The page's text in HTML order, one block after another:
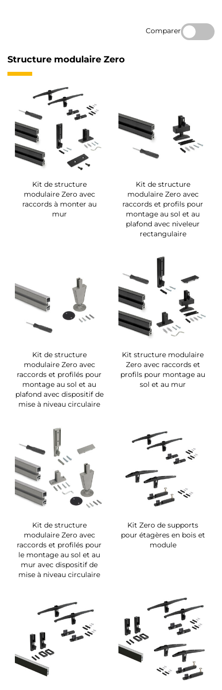
Comparer
Structure modulaire Zero
Kit de structure
modulaire Zero avec
raccords à monter au
mur
Kit de structure
modulaire Zero avec
raccords et profils pour
montage au sol et au
plafond avec niveleur
rectangulaire
Kit de structure
modulaire Zero avec
raccords et profilés pour
montage au sol et au
plafond avec dispositif de
mise à niveau circulaire
Kit structure modulaire
Zero avec raccords et
profils pour montage au
sol et au mur
Kit de structure
modulaire Zero avec
raccords et profilés pour
le montage au sol et au
mur avec dispositif de
mise à niveau circulaire
Kit Zero de supports
pour étagères en bois et
module